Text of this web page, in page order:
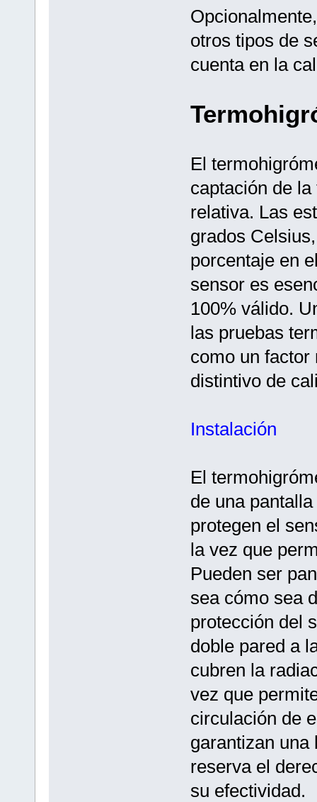
otros tipos de
cuenta en la
El
captación de
relativa. Las
grados
porcentaje en
sensor es
100% válido.
las pruebas
como un factor
distintivo de
Instalación
El
de una
protegen el
la vez que
Pueden ser
sea cómo sea
protección del
doble pared a
cubren la
vez que
circulación de
garantizan una
reserva el
su efectividad.